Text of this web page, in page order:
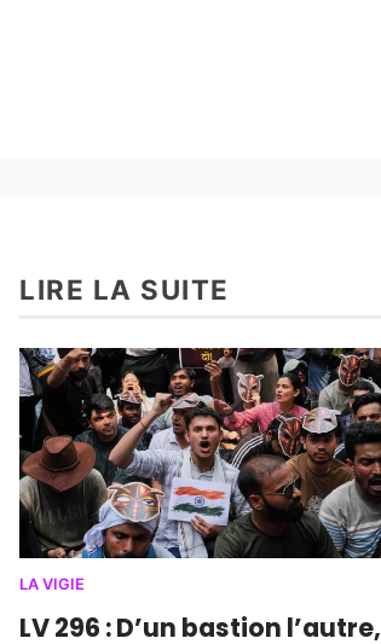
LIRE LA SUITE
LA VIGIE
LV 296 : D’un bastion l’autre,